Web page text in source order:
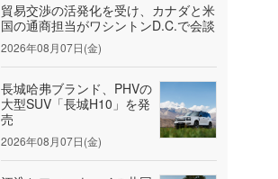
貿易交渉の活発化を受け、カナダと米
国の通商担当がワシントンD.C.で会談
2026年08月07日(金)
長城哈弗ブランド、PHVの
大型SUV「長城H10」を発
売
2026年08月07日(金)